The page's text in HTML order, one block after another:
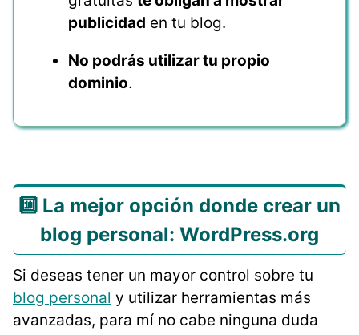
publicidad en tu blog.
No podrás utilizar tu propio
dominio.
🔟 La mejor opción donde crear un
blog personal: WordPress.org
Si deseas tener un mayor control sobre tu
blog personal y utilizar herramientas más
avanzadas, para mí no cabe ninguna duda